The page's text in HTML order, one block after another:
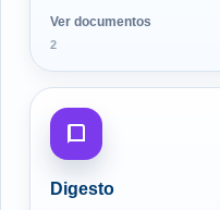
Ver documentos
2
Digesto